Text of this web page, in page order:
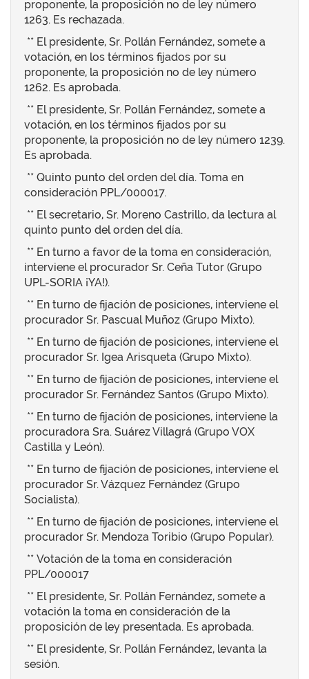
proponente, la proposición no de ley número
1263. Es rechazada.
** El presidente, Sr. Pollán Fernández, somete a
votación, en los términos fijados por su
proponente, la proposición no de ley número
1262. Es aprobada.
** El presidente, Sr. Pollán Fernández, somete a
votación, en los términos fijados por su
proponente, la proposición no de ley número 1239.
Es aprobada.
** Quinto punto del orden del día. Toma en
consideración PPL/000017.
** El secretario, Sr. Moreno Castrillo, da lectura al
quinto punto del orden del día.
** En turno a favor de la toma en consideración,
interviene el procurador Sr. Ceña Tutor (Grupo
UPL-SORIA ¡YA!).
** En turno de fijación de posiciones, interviene el
procurador Sr. Pascual Muñoz (Grupo Mixto).
** En turno de fijación de posiciones, interviene el
procurador Sr. Igea Arisqueta (Grupo Mixto).
** En turno de fijación de posiciones, interviene el
procurador Sr. Fernández Santos (Grupo Mixto).
** En turno de fijación de posiciones, interviene la
procuradora Sra. Suárez Villagrá (Grupo VOX
Castilla y León).
** En turno de fijación de posiciones, interviene el
procurador Sr. Vázquez Fernández (Grupo
Socialista).
** En turno de fijación de posiciones, interviene el
procurador Sr. Mendoza Toribio (Grupo Popular).
** Votación de la toma en consideración
PPL/000017
** El presidente, Sr. Pollán Fernández, somete a
votación la toma en consideración de la
proposición de ley presentada. Es aprobada.
** El presidente, Sr. Pollán Fernández, levanta la
sesión.